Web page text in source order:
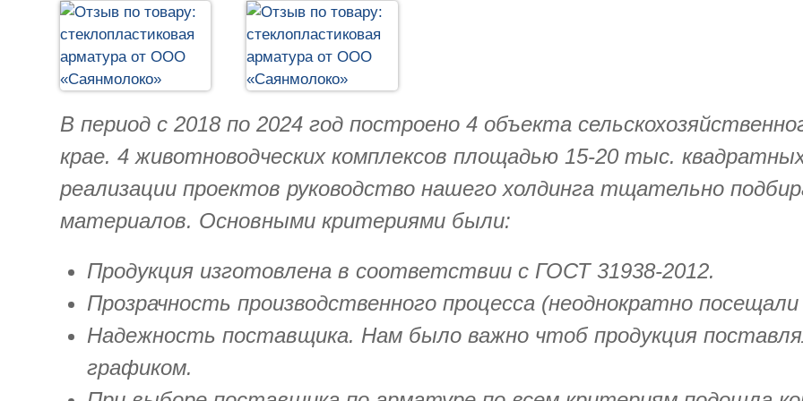
В период с 2018 по 2024 год построено 4 объекта
крае. 4 животноводческих комплексов площадью 15-20 тыс.
реализации проектов руководство нашего холдинга тщательно
материалов. Основными критериями были:
Продукция изготовлена в соответствии с ГОСТ 31938-2012.
Прозрачность производственного процесса (неоднократно
Надежность поставщика. Нам было важно чтоб продукция
графиком.